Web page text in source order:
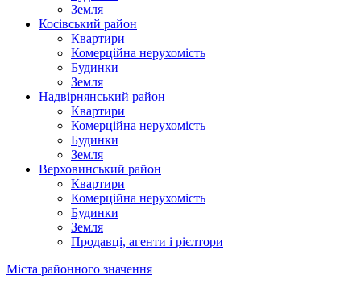
Земля
Косівський район
Квартири
Комерційна нерухомість
Будинки
Земля
Надвірнянський район
Квартири
Комерційна нерухомість
Будинки
Земля
Верховинський район
Квартири
Комерційна нерухомість
Будинки
Земля
Продавці, агенти і рієлтори
Міста районного значення